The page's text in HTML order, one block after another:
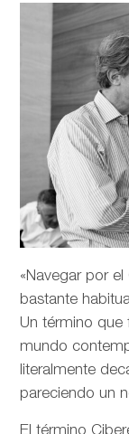
«Navegar por
bastante
Un término que
mundo
literalmente
pareciendo un